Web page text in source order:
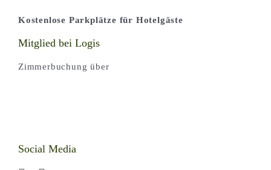
Kostenlose Parkplätze für Hotelgäste
Mitglied bei Logis
Zimmerbuchung über
Social Media